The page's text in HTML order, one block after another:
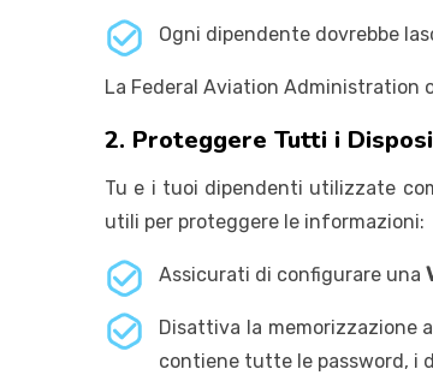
Ogni dipendente dovrebbe
La Federal Aviation Administration
2. Proteggere Tutti i
Tu e i tuoi dipendenti utilizzate
utili per proteggere le informazioni:
Assicurati di configurare una
Disattiva la memorizzazione
contiene tutte le password, i